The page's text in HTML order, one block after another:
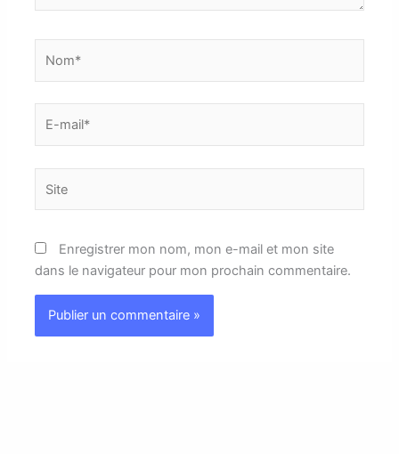
mail*
Enregistrer mon nom, mon e-mail et mon site
dans le navigateur pour mon prochain commentaire.